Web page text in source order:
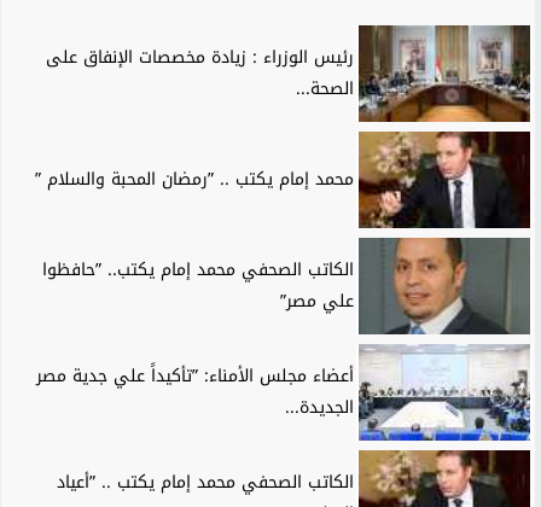
رئيس الوزراء : زيادة مخصصات الإنفاق على
الصحة...
محمد إمام يكتب .. ”رمضان المحبة والسلام ”
الكاتب الصحفي محمد إمام يكتب.. ”حافظوا
علي مصر”
أعضاء مجلس الأمناء: ”تأكيداً علي جدية مصر
الجديدة...
الكاتب الصحفي محمد إمام يكتب .. ”أعياد